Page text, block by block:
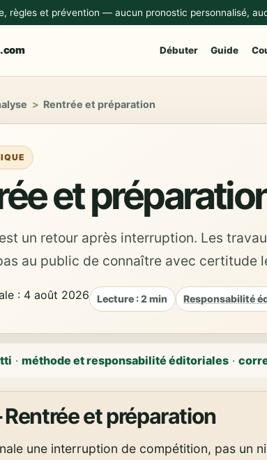
règles et prévention — aucun pronostic personnalisé,
Débuter Guide
> Rentrée et préparation
et
un retour après interruption. Les
au public de connaître avec certitude
: 4 août 2026 Lecture : 2 min Responsabilité
·méthode et responsabilité éditoriales ·
et préparation
une interruption de compétition, pas un